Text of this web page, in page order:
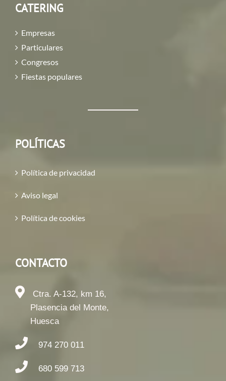
CATERING
Empresas
Particulares
Congresos
Fiestas populares
POLÍTICAS
Política de privacidad
Aviso legal
Política de cookies
CONTACTO
Ctra. A-132, km 16,
Plasencia del Monte,
Huesca
974 270 011
680 599 713